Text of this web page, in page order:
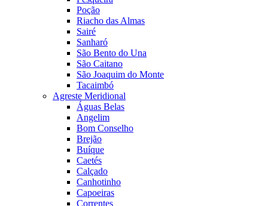
Poção
Riacho das Almas
Sairé
Sanharó
São Bento do Una
São Caitano
São Joaquim do Monte
Tacaimbó
Agreste Meridional
Águas Belas
Angelim
Bom Conselho
Brejão
Buíque
Caetés
Calçado
Canhotinho
Capoeiras
Correntes